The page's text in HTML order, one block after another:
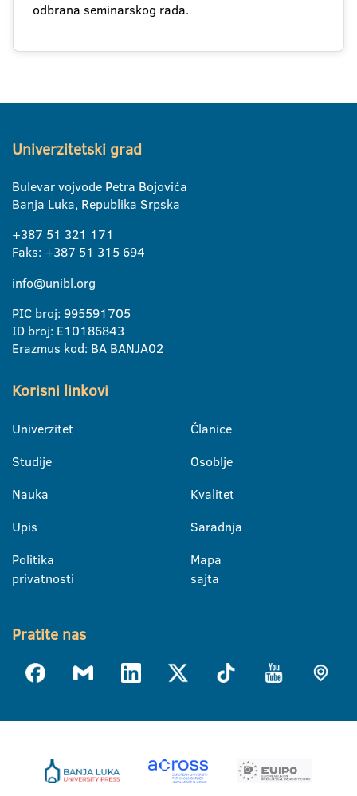
odbrana seminarskog rada.
Univerzitetski grad
Bulevar vojvode Petra Bojovića
Banja Luka, Republika Srpska
+387 51 321 171
Faks: +387 51 315 694
info@unibl.org
PIC broj: 995591705
ID broj: E10186843
Erazmus kod: BA BANJA02
Korisni linkovi
Univerzitet
Studije
Nauka
Upis
Politika
privatnosti
Članice
Osoblje
Kvalitet
Saradnja
Mapa
sajta
Pratite nas